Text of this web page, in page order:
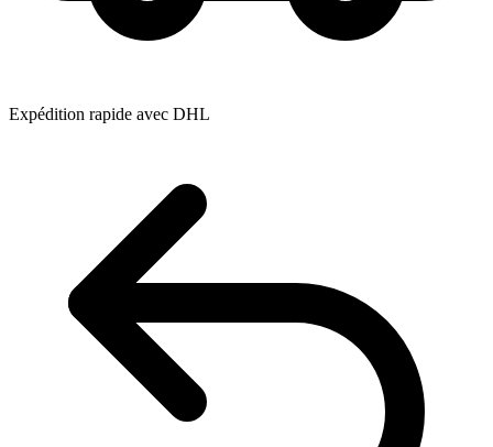
Expédition rapide avec DHL